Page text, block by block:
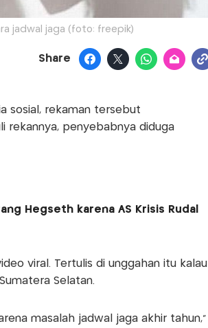
jadwal jaga (foto: freepik)
Share
sosial, rekaman tersebut
rekannya, penyebabnya diduga
Hegseth karena AS Krisis Rudal
viral. Tertulis di unggahan itu kalau
Selatan.
masalah jadwal jaga akhir tahun,"